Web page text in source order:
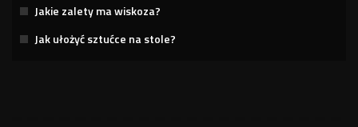
Jakie zalety ma wiskoza?
Jak ułożyć sztućce na stole?